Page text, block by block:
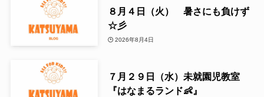
８月４日（火） 暑さにも負けず
☆彡
2026年8月4日
７月２９日（水）未就園児教室
『はなまるランド👶』